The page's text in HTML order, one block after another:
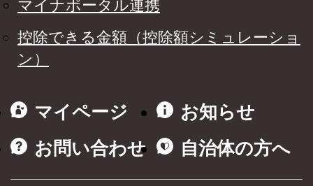
マイナポータル連携
控除できる金額（控除額シミュレーショ
ン）
マイページ
お知らせ
お問い合わせ
自治体の方へ